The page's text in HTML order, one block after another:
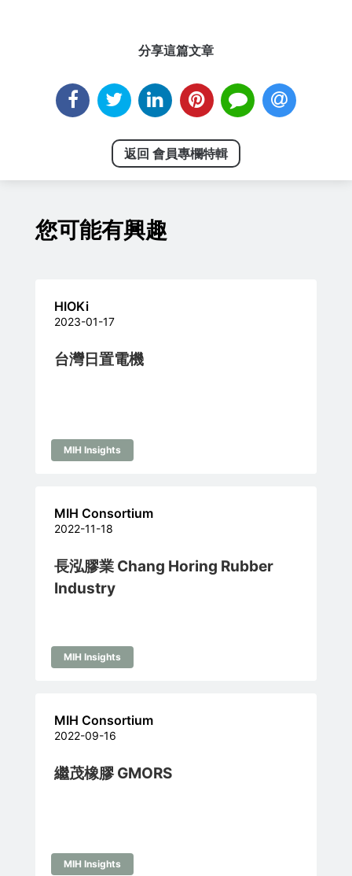
分享這篇文章
返回 會員專欄特輯
您可能有興趣
HIOKi
2023-01-17
台灣日置電機
MIH Insights
MIH Consortium
2022-11-18
長泓膠業 Chang Horing Rubber
Industry
MIH Insights
MIH Consortium
2022-09-16
繼茂橡膠 GMORS
MIH Insights